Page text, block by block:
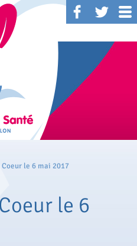
Coeur le 6 mai 2017
le 6